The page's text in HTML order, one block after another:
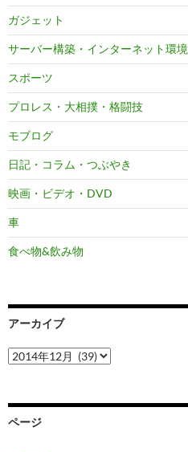
ガジェット
サーバー構築・インターネット環境
スポーツ
プロレス・大相撲・格闘技
モブログ
日記・コラム・つぶやき
映画・ビデオ・DVD
車
食べ物&飲み物
アーカイブ
ア
ー
ブ
ページ